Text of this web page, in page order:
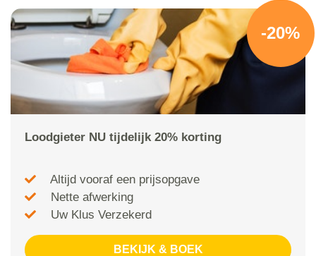
-20%
Loodgieter NU tijdelijk 20% korting
Altijd vooraf een prijsopgave
Nette afwerking
Uw Klus Verzekerd
BEKIJK & BOEK